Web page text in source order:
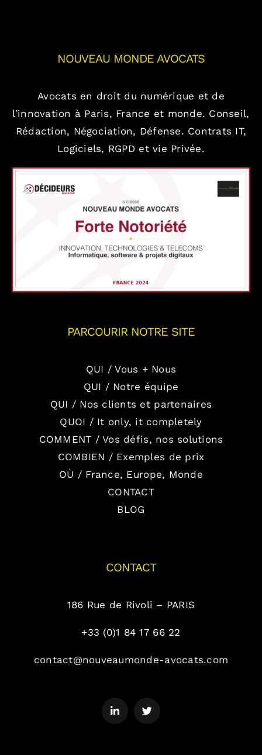
NOUVEAU MONDE AVOCATS
Avocats en droit du numérique et de
l’innovation à Paris, France et monde. Conseil,
Rédaction, Négociation, Défense. Contrats IT,
Logiciels, RGPD et vie Privée.
PARCOURIR NOTRE SITE
QUI / Vous + Nous
QUI / Notre équipe
QUI / Nos clients et partenaires
QUOI / It only, it completely
COMMENT / Vos défis, nos solutions
COMBIEN / Exemples de prix
OÙ / France, Europe, Monde
CONTACT
BLOG
CONTACT
186 Rue de Rivoli – PARIS
+33 (0)1 84 17 66 22
contact@nouveaumonde-avocats.com